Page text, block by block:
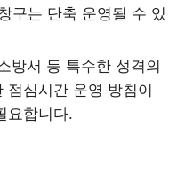
구는 단축 운영될 수 있
방서 등 특수한 성격의
점심시간 운영 방침이
요합니다.